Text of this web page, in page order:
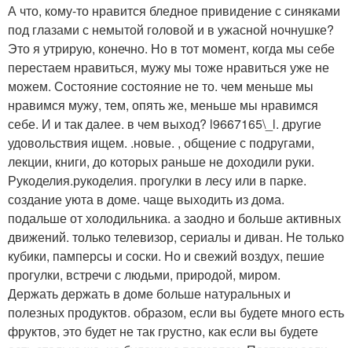
А что, кому-то нравится бледное привидение с синяками
под глазами с немытой головой и в ужасной ночнушке?
Это я утрирую, конечно. Но в тот момент, когда мы себе
перестаем нравиться, мужу мы тоже нравиться уже не
можем. Состояние состояние не то. чем меньше мы
нравимся мужу, тем, опять же, меньше мы нравимся
себе. И и так далее. в чем выход? l9667165\_l. другие
удовольствия ищем. .новые. , общение с подругами,
лекции, книги, до которых раньше не доходили руки.
Рукоделия.рукоделия. прогулки в лесу или в парке.
создание уюта в доме. чаще выходить из дома.
подальше от холодильника. а заодно и больше активных
движений. только телевизор, сериалы и диван. Не только
кубики, памперсы и соски. Но и свежий воздух, пешие
прогулки, встречи с людьми, природой, миром.
Держать держать в доме больше натуральных и
полезных продуктов. образом, если вы будете много есть
фруктов, это будет не так грустно, как если вы будете